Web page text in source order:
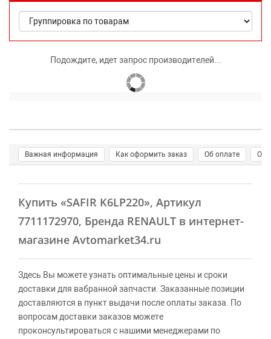
Подождите, идет запрос производителей...
Важная информация Как оформить заказ Об оплате О
Купить «SAFIR K6LP220», Артикул
7711172970, Бренда RENAULT в интернет-
магазине Avtomarket34.ru
Здесь Вы можете узнать оптимальные цены и сроки
доставки для вабранной запчасти. Заказанные позиции
доставляются в пункт выдачи после оплаты заказа. По
вопросам доставки заказов можете
проконсультироваться с нашими менеджерами по